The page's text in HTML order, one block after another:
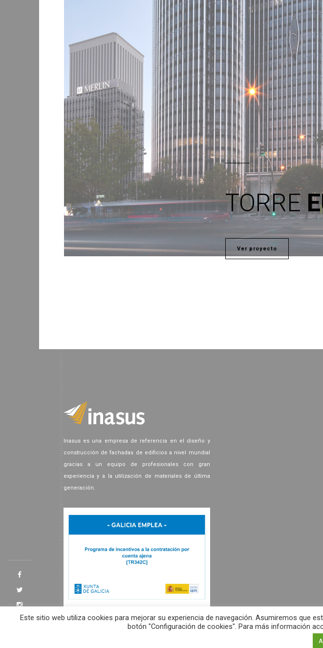
TORRE
Ver proyecto
Inasus es una empresa de referencia en el diseño y
construcción de fachadas de edificios a nivel mundial
gracias a un equipo de profesionales con gran
experiencia y a la utilización de materiales de última
generación.
Este sitio web utiliza cookies para mejorar su experiencia de navegación. Asumiremos que
botón "Configuración de cookies". Para más información